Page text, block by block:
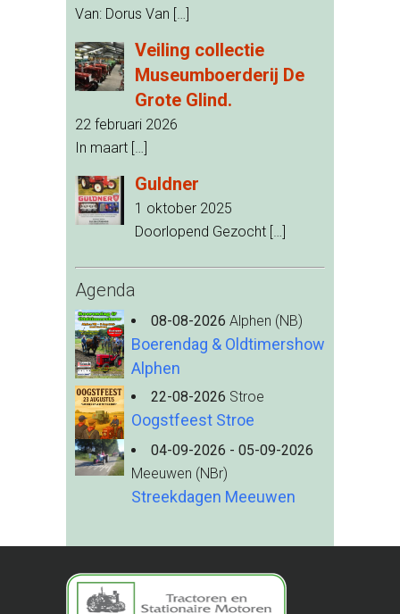
Van: Dorus Van […]
Veiling collectie
Museumboerderij De
Grote Glind.
22 februari 2026
In maart […]
Guldner
1 oktober 2025
Doorlopend Gezocht […]
Agenda
08-08-2026 Alphen (NB)
Boerendag & Oldtimershow
Alphen
22-08-2026 Stroe
Oogstfeest Stroe
04-09-2026 - 05-09-2026
Meeuwen (NBr)
Streekdagen Meeuwen